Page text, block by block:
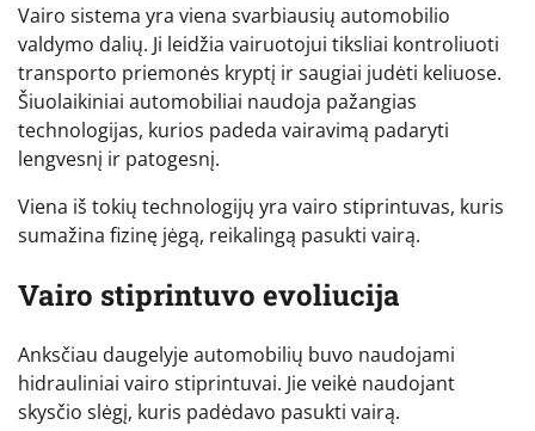
Vairo sistema yra viena svarbiausių automobilio
valdymo dalių. Ji leidžia vairuotojui tiksliai kontroliuoti
transporto priemonės kryptį ir saugiai judėti keliuose.
Šiuolaikiniai automobiliai naudoja pažangias
technologijas, kurios padeda vairavimą padaryti
lengvesnį ir patogesnį.
Viena iš tokių technologijų yra vairo stiprintuvas, kuris
sumažina fizinę jėgą, reikalingą pasukti vairą.
Vairo stiprintuvo evoliucija
Anksčiau daugelyje automobilių buvo naudojami
hidrauliniai vairo stiprintuvai. Jie veikė naudojant
skysčio slėgį, kuris padėdavo pasukti vairą.